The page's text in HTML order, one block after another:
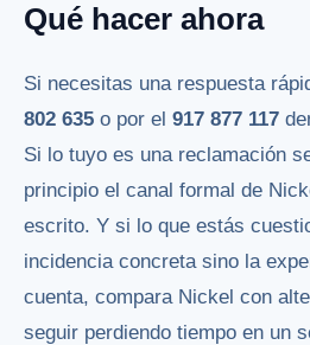
Qué hacer ahora
Si necesitas una respuesta
802 635 o por el 917 877 117
Si lo tuyo es una reclamación
principio el canal formal de
escrito. Y si lo que estás
incidencia concreta sino la
cuenta, compara Nickel con
seguir perdiendo tiempo en un